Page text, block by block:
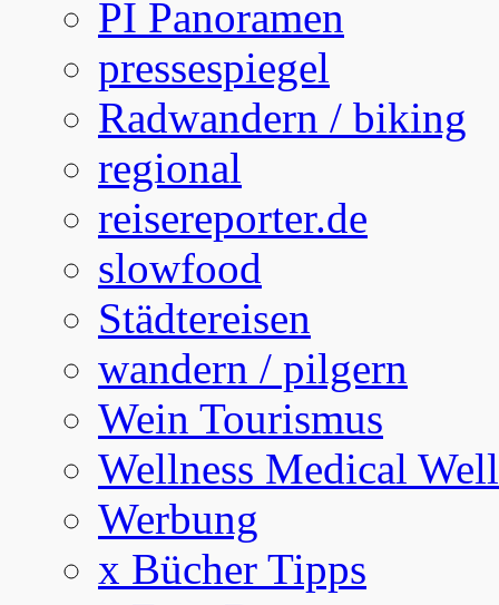
PI Panoramen
pressespiegel
Radwandern / biking
regional
reisereporter.de
slowfood
Städtereisen
wandern / pilgern
Wein Tourismus
Wellness Medical
Werbung
x Bücher Tipps